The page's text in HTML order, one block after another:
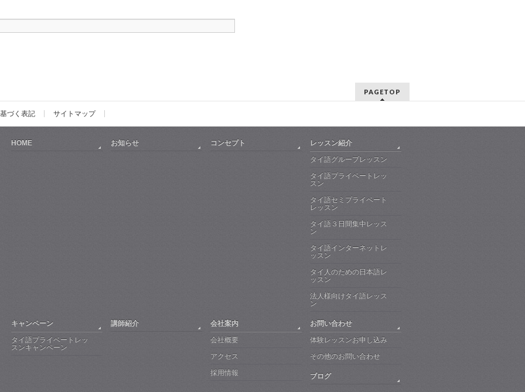
PAGETOP
づく表記 サイトマップ
HOME お知らせ コンセプト
レッスン紹介
タイ語グループレッスン
タイ語プライベートレッ
スン
タイ語セミプライベート
レッスン
タイ語３日間集中レッス
ン
タイ語インターネットレ
ッスン
タイ人のための日本語レ
ッスン
法人様向けタイ語レッス
ン
キャンペーン
タイ語プライベートレッ
スンキャンペーン
講師紹介
会社案内
会社概要
アクセス
採用情報
お問い合わせ
体験レッスンお申し込み
その他のお問い合わせ
ブログ